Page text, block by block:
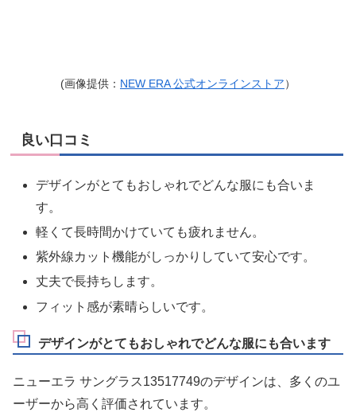
(画像提供： NEW ERA 公式オンラインストア）
良い口コミ
デザインがとてもおしゃれでどんな服にも合いま
す。
軽くて長時間かけていても疲れません。
紫外線カット機能がしっかりしていて安心です。
丈夫で長持ちします。
フィット感が素晴らしいです。
デザインがとてもおしゃれでどんな服にも合います
ニューエラ サングラス13517749のデザインは、多くのユ
ーザーから高く評価されています。